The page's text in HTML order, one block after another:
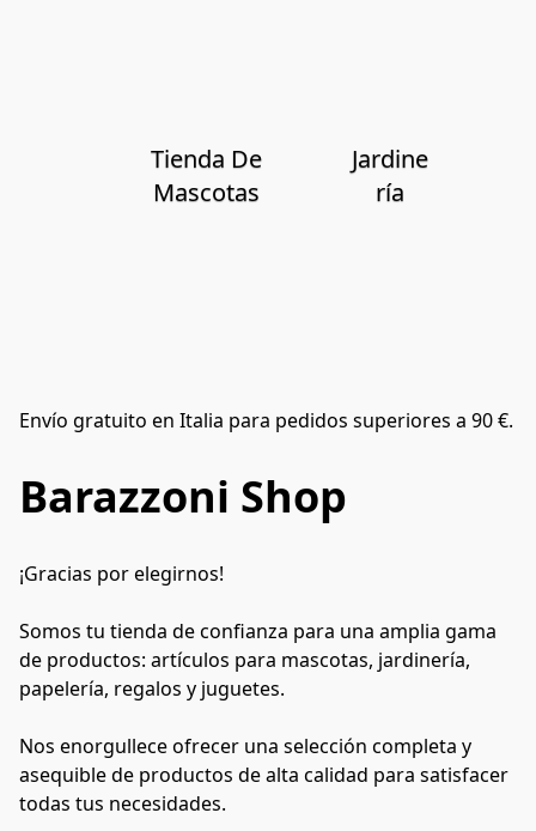
Tienda De
Mascotas
Jardine
ría
Envío gratuito en Italia para pedidos superiores a 90 €.
Barazzoni Shop
¡Gracias por elegirnos!
Somos tu tienda de confianza para una amplia gama
de productos: artículos para mascotas, jardinería,
papelería, regalos y juguetes.
Nos enorgullece ofrecer una selección completa y
asequible de productos de alta calidad para satisfacer
todas tus necesidades.